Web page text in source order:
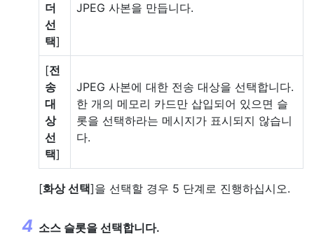
더
선
택]
JPEG 사본을 만듭니다.
[전
송
대
상
선
택]
JPEG 사본에 대한 전송 대상을 선택합니다.
한 개의 메모리 카드만 삽입되어 있으면 슬
롯을 선택하라는 메시지가 표시되지 않습니
다.
[화상 선택]을 선택할 경우 5 단계로 진행하십시오.
소스 슬롯을 선택합니다.